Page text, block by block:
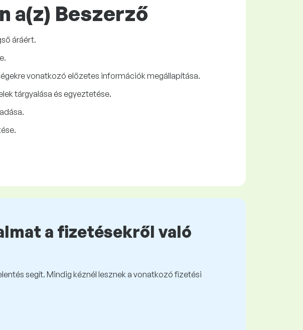
a(z) Beszerző
áráért.
vonatkozó előzetes információk megállapítása.
tárgyalása és egyeztetése.
a fizetésekről való
segít. Mindig kéznél lesznek a vonatkozó fizetési